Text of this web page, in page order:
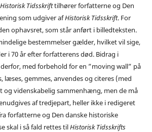
Historisk Tidsskrifttilhører forfatterne og Den
som udgiver afHistorisk Tidsskrift. For
ophavsret, som står anført i billedteksten.
bestemmelser gælder, hvilket vil sige,
i 70 år efter forfatterens død. Bidrag i
med forbehold for en ”moving wall” på
læses, gemmes, anvendes og citeres (med
og videnskabelig sammenhæng, men de må
af tredjepart, heller ikke i redigeret
forfatterne og Den danske historiske
skal i så fald rettes tilHistorisk Tidsskrifts